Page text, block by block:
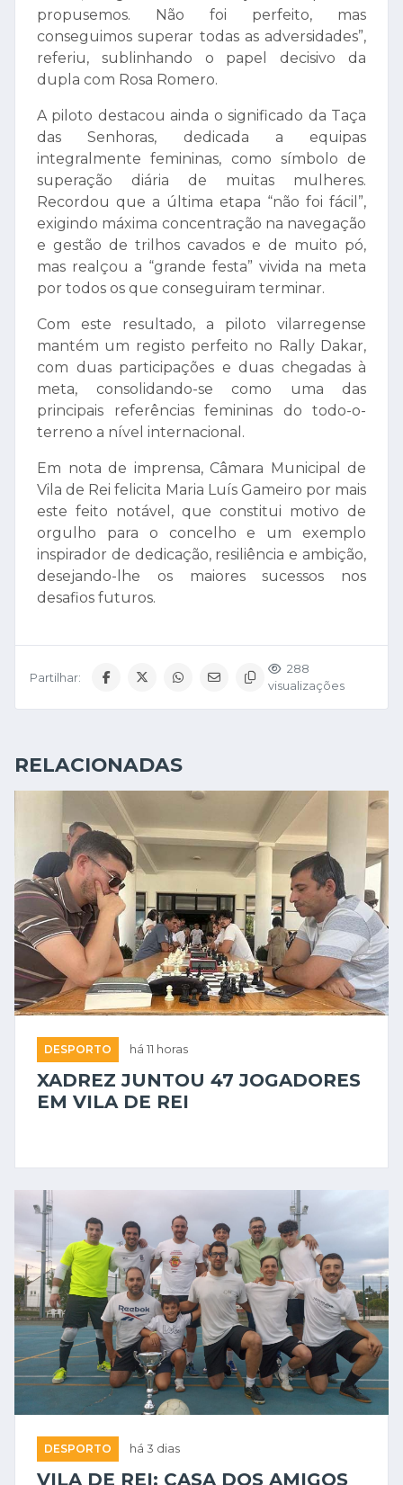
propusemos. Não foi perfeito, mas
conseguimos superar todas as adversidades”,
referiu, sublinhando o papel decisivo da
dupla com Rosa Romero.
​A piloto destacou ainda o significado da Taça
das Senhoras, dedicada a equipas
integralmente femininas, como símbolo de
superação diária de muitas mulheres.
Recordou que a última etapa “não foi fácil”,
exigindo máxima concentração na navegação
e gestão de trilhos cavados e de muito pó,
mas realçou a “grande festa” vivida na meta
por todos os que conseguiram terminar.
Com este resultado, a piloto vilarregense
mantém um registo perfeito no Rally Dakar,
com duas participações e duas chegadas à
meta, consolidando-se como uma das
principais referências femininas do todo-o-
terreno a nível internacional.
Em nota de imprensa, Câmara Municipal de
Vila de Rei felicita Maria Luís Gameiro por mais
este feito notável, que constitui motivo de
orgulho para o concelho e um exemplo
inspirador de dedicação, resiliência e ambição,
desejando-lhe os maiores sucessos nos
desafios futuros.
Partilhar:
288
visualizações
RELACIONADAS
DESPORTO há 11 horas
XADREZ JUNTOU 47 JOGADORES
EM VILA DE REI
DESPORTO há 3 dias
VILA DE REI: CASA DOS AMIGOS